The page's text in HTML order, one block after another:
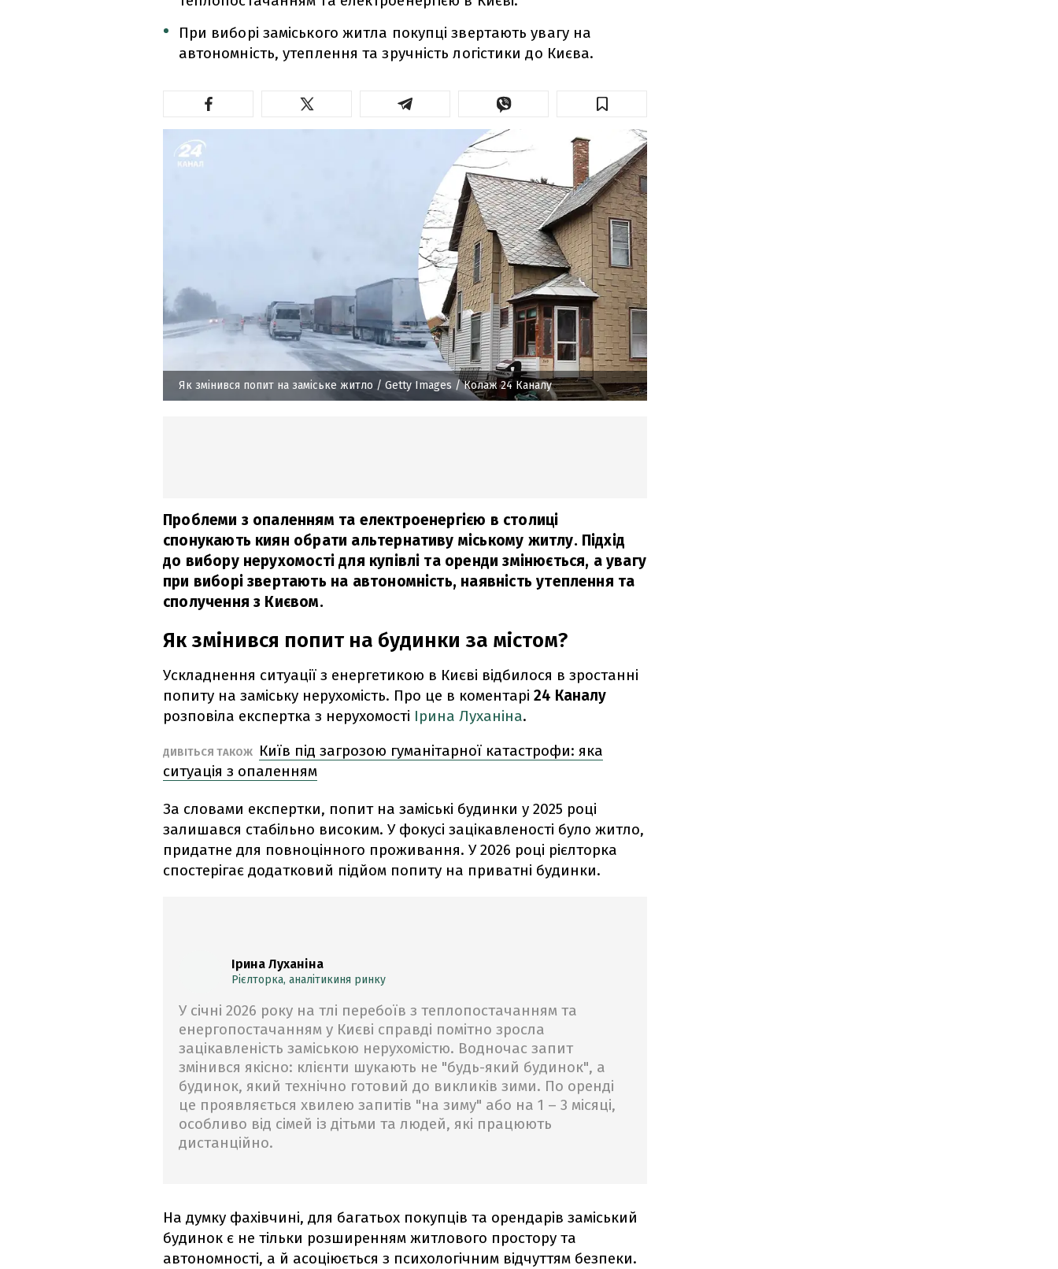
При виборі заміського житла покупці звертають увагу на
автономність, утеплення та зручність логістики до Києва.
Як змінився попит на заміське житло / Getty Images / Колаж 24 Каналу
Проблеми з опаленням та електроенергією в столиці
спонукають киян обрати альтернативу міському житлу. Підхід
до вибору нерухомості для купівлі та оренди змінюється, а увагу
при виборі звертають на автономність, наявність утеплення та
сполучення з Києвом.
Як змінився попит на будинки за містом?
Ускладнення ситуації з енергетикою в Києві відбилося в зростанні
попиту на заміську нерухомість. Про це в коментарі 24 Каналу
розповіла експертка з нерухомості Ірина Луханіна.
ДИВІТЬСЯ ТАКОЖ
Київ під загрозою гуманітарної катастрофи: яка
ситуація з опаленням
За словами експертки, попит на заміські будинки у 2025 році
залишався стабільно високим. У фокусі зацікавленості було житло,
придатне для повноцінного проживання. У 2026 році рієлторка
спостерігає додатковий підйом попиту на приватні будинки.
Ірина Луханіна
Рієлторка, аналітикиня ринку
У січні 2026 року на тлі перебоїв з теплопостачанням та
енергопостачанням у Києві справді помітно зросла
зацікавленість заміською нерухомістю. Водночас запит
змінився якісно: клієнти шукають не "будь-який будинок", а
будинок, який технічно готовий до викликів зими. По оренді
це проявляється хвилею запитів "на зиму" або на 1 – 3 місяці,
особливо від сімей із дітьми та людей, які працюють
дистанційно.
На думку фахівчині, для багатьох покупців та орендарів заміський
будинок є не тільки розширенням житлового простору та
автономності, а й асоціюється з психологічним відчуттям безпеки.